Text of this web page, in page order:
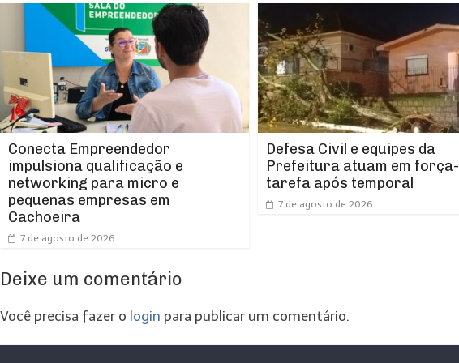
Conecta Empreendedor
impulsiona qualificação e
networking para micro e
pequenas empresas em
Cachoeira
7 de agosto de 2026
Defesa Civil e equipes da
Prefeitura atuam em força-
tarefa após temporal
7 de agosto de 2026
Deixe um comentário
Você precisa fazer o login para publicar um comentário.